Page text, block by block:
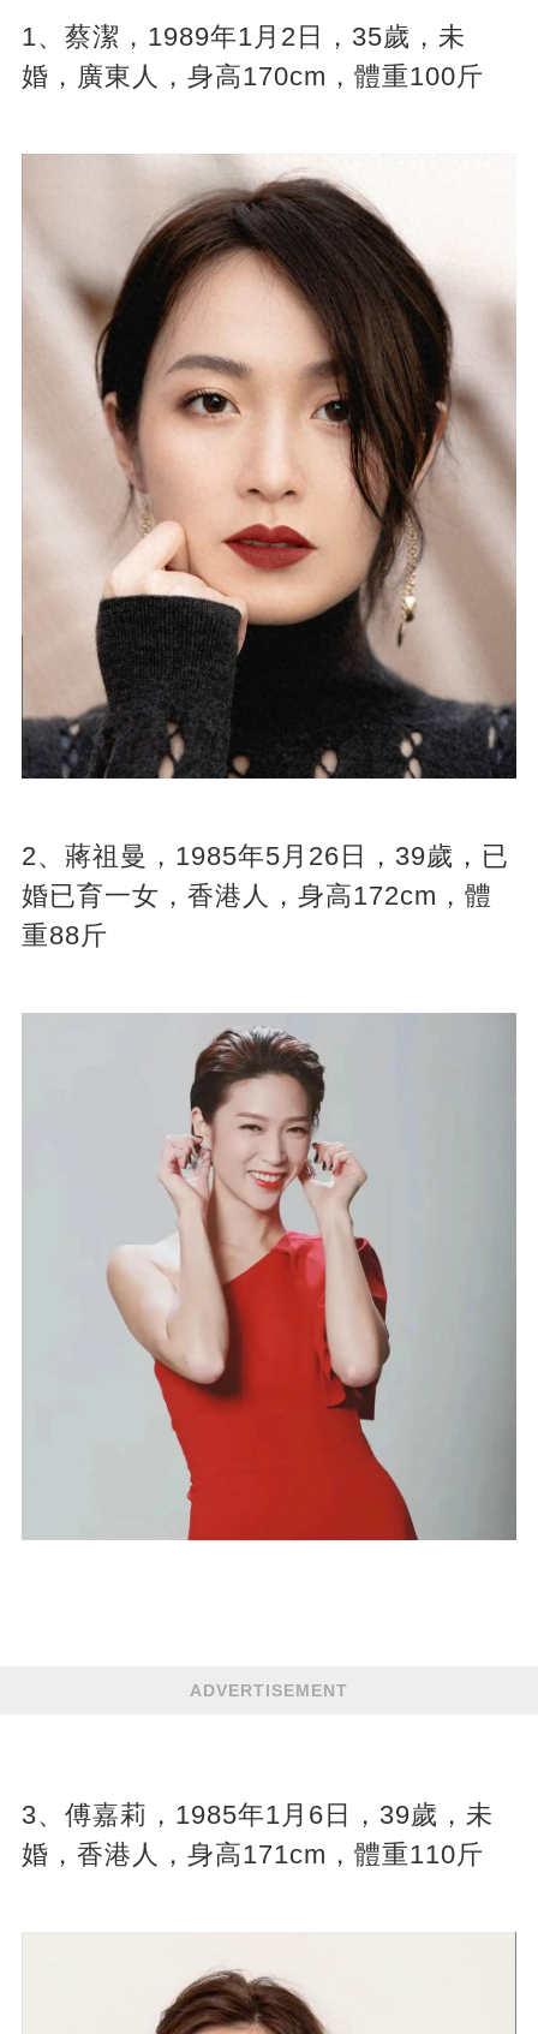
1、蔡潔，1989年1月2日，35歲，未
婚，廣東人，身高170cm，體重100斤
2、蔣祖曼，1985年5月26日，39歲，已
婚已育一女，香港人，身高172cm，體
重88斤
ADVERTISEMENT
3、傅嘉莉，1985年1月6日，39歲，未
婚，香港人，身高171cm，體重110斤